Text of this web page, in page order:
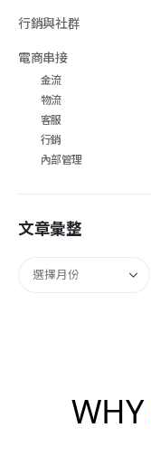
行銷與社群
電商串接
金流
物流
客服
行銷
內部管理
文章彙整
WHY